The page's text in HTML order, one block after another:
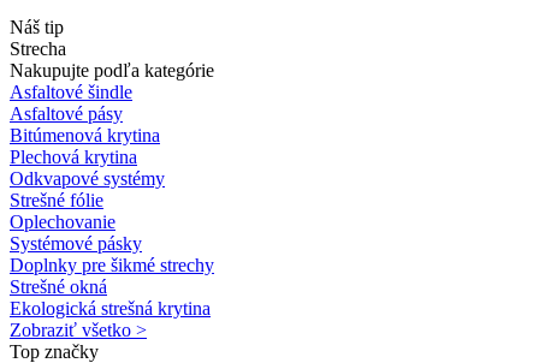
Náš tip
Strecha
Nakupujte podľa kategórie
Asfaltové šindle
Asfaltové pásy
Bitúmenová krytina
Plechová krytina
Odkvapové systémy
Strešné fólie
Oplechovanie
Systémové pásky
Doplnky pre šikmé strechy
Strešné okná
Ekologická strešná krytina
Zobraziť všetko >
Top značky